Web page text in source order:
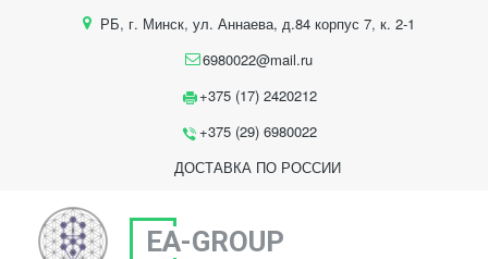
РБ, г. Минск, ул. Аннаева, д.84 корпус 7, к. 2-1
6980022@mail.ru
+375 (17) 2420212
+375 (29) 6980022
ДОСТАВКА ПО РОССИИ
EA-GROUP